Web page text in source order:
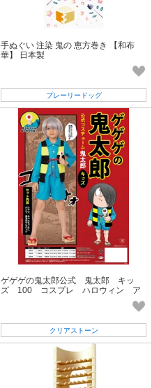
手ぬぐい 注染 鬼の 恵方巻き 【和布
華】 日本製
プレーリードッグ
ゲゲゲの鬼太郎公式 鬼太郎 キッ
ズ 100 コスプレ ハロウィン ア
クリアストーン